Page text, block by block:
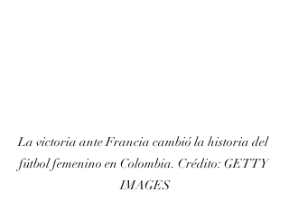
La victoria ante Francia cambió la historia del
fútbol femenino en Colombia. Crédito: GETTY
IMAGES